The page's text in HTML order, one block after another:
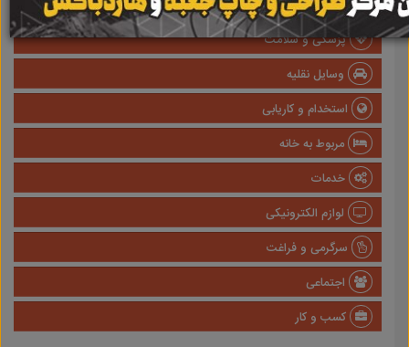
صنعتی
پزشکی و سلامت
وسایل نقلیه
استخدام و کاریابی
مربوط به خانه
خدمات
لوازم الکترونیکی
سرگرمی و فراغت
اجتماعی
کسب و کار